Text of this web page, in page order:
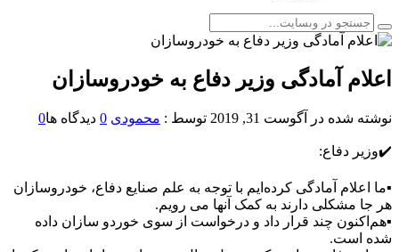
اعلام آمادگی وزیر دفاع به خودروسازان
نوشته شده در آگوست 31, 2019 توسط : محمودی 0 دیدگاه ها0
✔️وزیر دفاع:
▪️ما اعلام آمادگی کرده‌ایم با توجه به علم صنایع دفاع، خودروسازان
هر جا مشکلی دارند به کمک آنها می رویم.
▪️هم‌اکنون چند قرار داد و درخواست از سوی خوردو سازان داده
شده است.